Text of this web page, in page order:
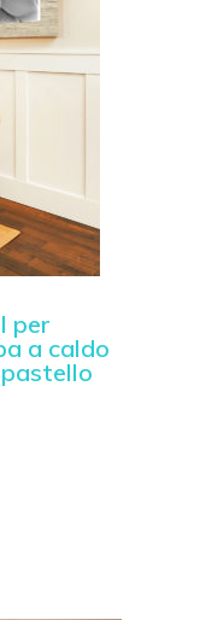
per
a caldo
pastello